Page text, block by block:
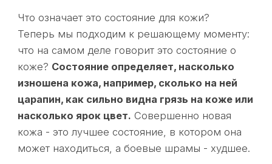
Что означает это состояние для кожи?
Теперь мы подходим к решающему моменту:
что на самом деле говорит это состояние о
коже? Состояние определяет, насколько
изношена кожа, например, сколько на ней
царапин, как сильно видна грязь на коже или
насколько ярок цвет. Совершенно новая
кожа - это лучшее состояние, в котором она
может находиться, а боевые шрамы - худшее.